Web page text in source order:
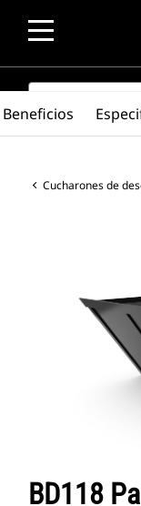
SEARCH
Cucharones de
BD118
Beneficios